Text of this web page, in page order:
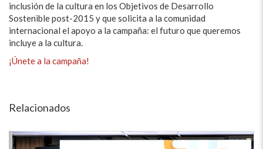
inclusión de la cultura en los Objetivos de Desarrollo
Sostenible post-2015 y que solicita a la comunidad
internacional el apoyo a la campaña: el futuro que queremos
incluye a la cultura.
¡Únete a la campaña!
Relacionados